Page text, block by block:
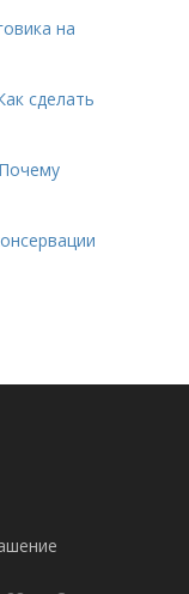
на
сделать